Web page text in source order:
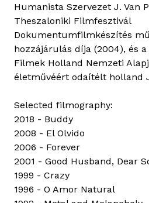
Humanista Szervezet J. Van
Theszaloniki Filmfesztivál
Dokumentumfilmkészítés
hozzájárulás díja (2004), és
Filmek Holland Nemzeti
életművéért odaítélt holland
Selected filmography:
2018 - Buddy
2008 - El Olvido
2006 - Forever
2001 - Good Husband, Dear
1999 - Crazy
1996 - O Amor Natural